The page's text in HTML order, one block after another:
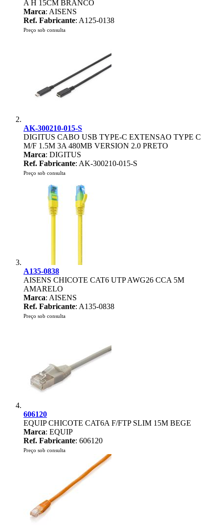
A H 15CM BRANCO
Marca: AISENS
Ref. Fabricante: A125-0138
Preço sob consulta
AK-300210-015-S
DIGITUS CABO USB TYPE-C EXTENSAO TYPE C
M/F 1.5M 3A 480MB VERSION 2.0 PRETO
Marca: DIGITUS
Ref. Fabricante: AK-300210-015-S
Preço sob consulta
A135-0838
AISENS CHICOTE CAT6 UTP AWG26 CCA 5M
AMARELO
Marca: AISENS
Ref. Fabricante: A135-0838
Preço sob consulta
606120
EQUIP CHICOTE CAT6A F/FTP SLIM 15M BEGE
Marca: EQUIP
Ref. Fabricante: 606120
Preço sob consulta